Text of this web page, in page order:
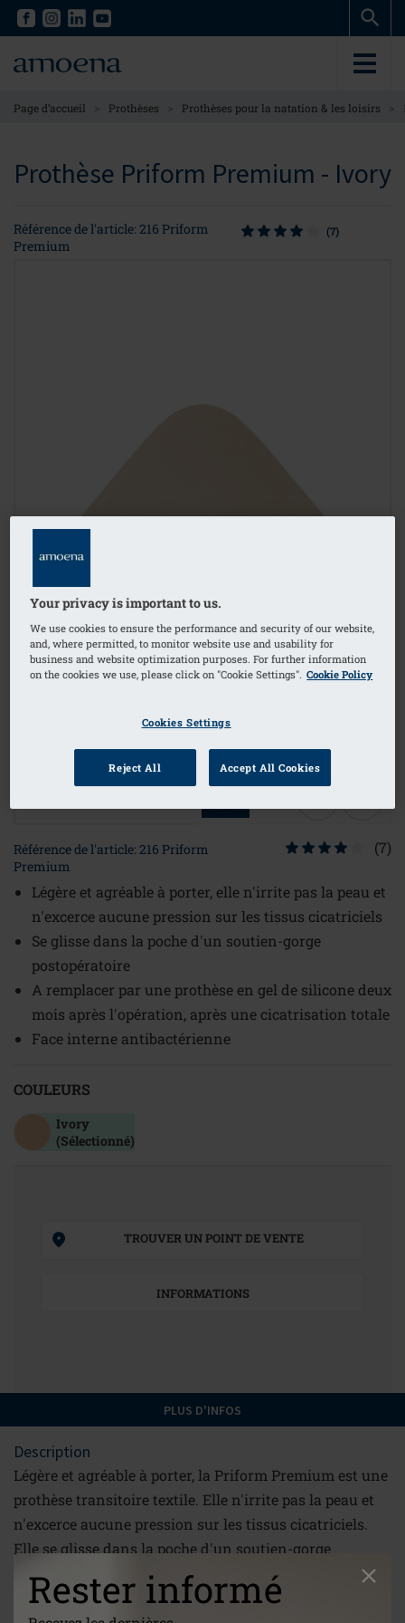
Rester informé
Skip
content
Skip
content
Page d’accueil > Prothèses > Prothèses pour la natation & les loisirs >
Prothèse Priform Premium - Ivory
Référence de l'article: 216 Priform
Premium
(7)
Référence de l'article: 216 Priform
Premium
(7)
Légère et agréable à porter, elle n'irrite pas la peau et
n'excerce aucune pression sur les tissus cicatriciels
Se glisse dans la poche d'un soutien-gorge
postopératoire
A remplacer par une prothèse en gel de silicone deux
mois après l'opération, après une cicatrisation totale
Face interne antibactérienne
COULEURS
Ivory
(Sélectionné)
TROUVER UN POINT DE VENTE
INFORMATIONS
PLUS D'INFOS
Description
Légère et agréable à porter, la Priform Premium est une
prothèse transitoire textile. Elle n'irrite pas la peau et
n'excerce aucune pression sur les tissus cicatriciels.
Elle se glisse dans la poche d'un soutien-gorge
postopératoire Amoena. Deux mois après l'opération,
après totale cicatrisation, elle est remplacée par une
Your privacy is important to us.
We use cookies to ensure the performance and security of our website,
and, where permitted, to monitor website use and usability for
business and website optimization purposes. For further information
on the cookies we use, please click on "Cookie Settings". Cookie Policy
Cookies Settings
Reject All Accept All Cookies